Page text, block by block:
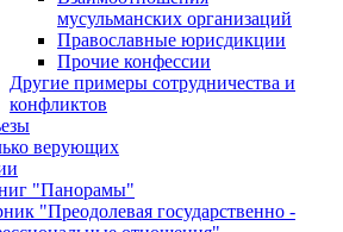
мусульманских организаций
Православные юрисдикции
Прочие конфессии
Другие примеры сотрудничества и
конфликтов
верующих
"Панорамы"
"Преодолевая государственно -